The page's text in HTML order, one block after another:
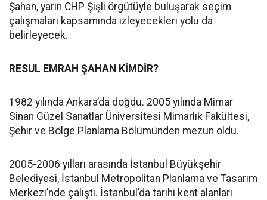
Şahan, yarın CHP Şişli örgütüyle buluşarak seçim
çalışmaları kapsamında izleyecekleri yolu da
belirleyecek.
RESUL EMRAH ŞAHAN KİMDİR?
1982 yılında Ankara’da doğdu. 2005 yılında Mimar
Sinan Güzel Sanatlar Üniversitesi Mimarlık Fakültesi,
Şehir ve Bölge Planlama Bölümünden mezun oldu.
2005-2006 yılları arasında İstanbul Büyükşehir
Belediyesi, İstanbul Metropolitan Planlama ve Tasarım
Merkezi’nde çalıştı. İstanbul’da tarihi kent alanları